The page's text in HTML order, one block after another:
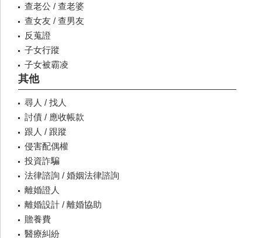
查老公 / 查老婆
查女友 / 查男友
反蒐證
子女行蹤
子女被霸凌
其他
尋人 / 找人
討債 / 應收帳款
跟人 / 跟蹤
侵害配偶權
投資詐騙
法律諮詢 / 婚姻法律諮詢
離婚證人
離婚設計 / 離婚協助
贍養費
醫療糾紛